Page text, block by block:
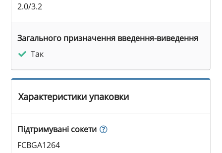
2.0/3.2
Загального призначення введення-виведення
Так
Характеристики упаковки
Підтримувані сокети
FCBGA1264